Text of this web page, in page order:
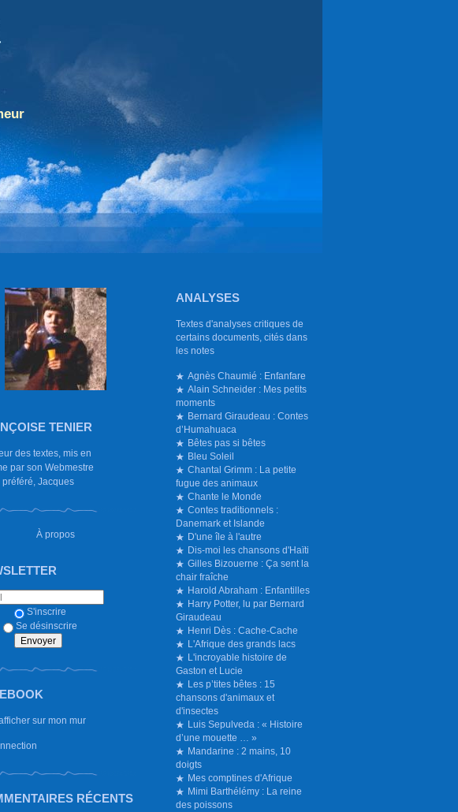
ANALYSES
Textes d'analyses critiques de
certains documents, cités dans
les notes
Agnès Chaumié : Enfanfare
Alain Schneider : Mes petits
moments
Bernard Giraudeau : Contes
d’Humahuaca
Bêtes pas si bêtes
Bleu Soleil
Chantal Grimm : La petite
fugue des animaux
Chante le Monde
Contes traditionnels :
Danemark et Islande
D'une île à l'autre
Dis-moi les chansons d'Haïti
Gilles Bizouerne : Ça sent la
chair fraîche
Harold Abraham : Enfantilles
Harry Potter, lu par Bernard
Giraudeau
Henri Dès : Cache-Cache
L'Afrique des grands lacs
L'incroyable histoire de
Gaston et Lucie
Les p’tites bêtes : 15
chansons d'animaux et
d'insectes
Luis Sepulveda : « Histoire
d’une mouette … »
Mandarine : 2 mains, 10
doigts
Mes comptines d'Afrique
Mimi Barthélémy : La reine
des poissons
TENIER
des textes, mis en
par son Webmestre
préféré, Jacques
À propos
S'inscrire
Se désinscrire
sur mon mur
RÉCENTS